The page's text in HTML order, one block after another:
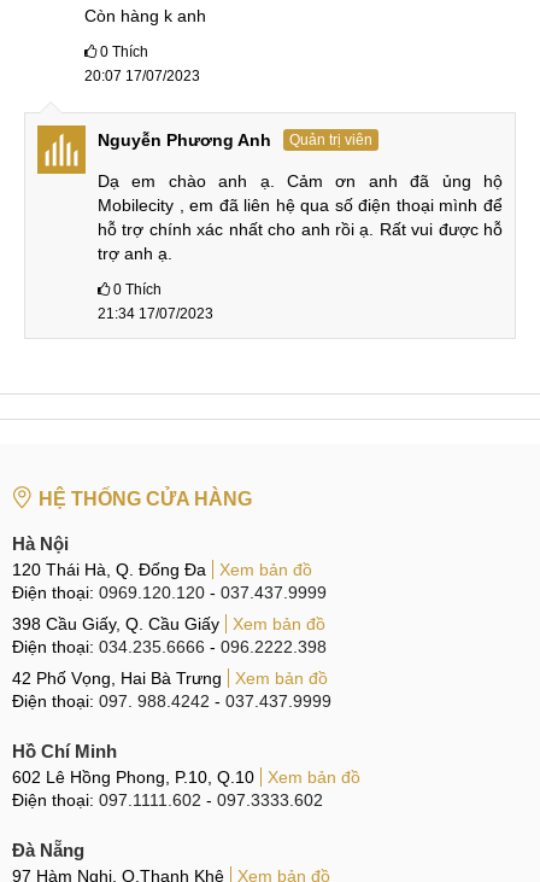
Nubia Z50 Ultra
Ưu và nhược điểm Red Magic 7S Cũ
Nubia Magic 7S Cũ 99.9% là gì? Có lẽ khái niệm điện thoại
cũ 97, 98, 99% đã không còn xa lạ với người yêu công
nghệ. Nhưng hình thức 99,9% có gì khác so với hình thức
trên không? Hình thức 99,9% và 99% đều là những chiếc
máy còn nguyên bản, zin chưa sửa chữa, vỏ máy không trầy
xước. Điểm khác biệt là điện thoại cũ 99,9% là người dùng
kích hoạt Nubia Red Magic 7S.
Ưu điểm Red Magic 7S Cũ
Các điểm mạnh của của Magic 7S cũ có thể kể đến như:
Thiết kế hầm hố, đậm chất gaming, được hoàn thiện từ chất
liệu cao cấp với khung kim loại và 2 mặt kính cao cấp. Thứ
2, máy có màn hình lớn 6,8 inch, tấm nền AMOLED 1 tỷ
màu, tần số quét 165Hz siêu mượt với nhiều mức tùy chỉnh
Tiếp theo là chip Snapdragon 8+ Gen 1 siêu mạnh kết hợp
với hệ thống tản hiệu quạt gió tích hợp vô cùng hiệu quả. Và
cuối cùng là sạc nhanh siêu tốc 120W.
Còn hàng k anh
0 Thích
20:07 17/07/2023
Nguyễn Phương Anh Quản trị viên
Dạ em chào anh ạ. Cảm ơn anh đã ủng hộ
Mobilecity , em đã liên hệ qua số điện thoại mình để
hỗ trợ chính xác nhất cho anh rồi ạ. Rất vui được hỗ
trợ anh ạ.
0 Thích
21:34 17/07/2023
HỆ THỐNG CỬA HÀNG
Hà Nội
120 Thái Hà, Q. Đống Đa
Xem bản đồ
Điện thoại: 0969.120.120 - 037.437.9999
398 Cầu Giấy, Q. Cầu Giấy
Xem bản đồ
Điện thoại: 034.235.6666 - 096.2222.398
42 Phố Vọng, Hai Bà Trưng
Xem bản đồ
Điện thoại: 097. 988.4242 - 037.437.9999
Hồ Chí Minh
602 Lê Hồng Phong, P.10, Q.10
Xem bản đồ
Điện thoại: 097.1111.602 - 097.3333.602
Đà Nẵng
97 Hàm Nghi, Q.Thanh Khê
Xem bản đồ